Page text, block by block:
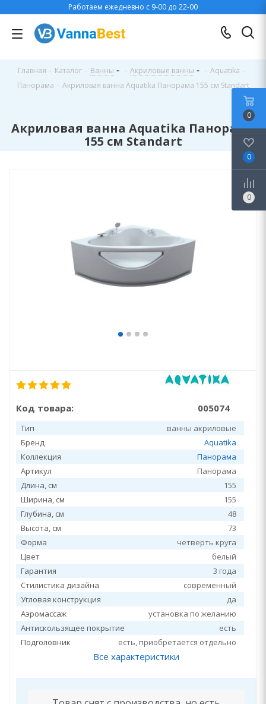
Работаем ежедневно с 9-00 до 22-00
Главная - Каталог - Ванны - Акриловые ванны - Aquatika -
Панорама - Акриловая ванна Aquatika Панорама 155 см Standart
Акриловая ванна Aquatika Панорама
155 см Standart
Код товара: 005074
Тип
ванны акриловые
Бренд
Aquatika
Коллекция
Панорама
Артикул
Панорама
Длина, см
155
Ширина, см
155
Глубина, см
48
Высота, см
73
Форма
четверть круга
Цвет
белый
Гарантия
3 года
Стилистика дизайна
современный
Угловая конструкция
да
Аэромассаж
установка по желанию
Антискользящее покрытие
есть
Подголовник
есть, приобретается отдельно
Все характеристики
0
0
0